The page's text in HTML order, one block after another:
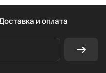
и оплата